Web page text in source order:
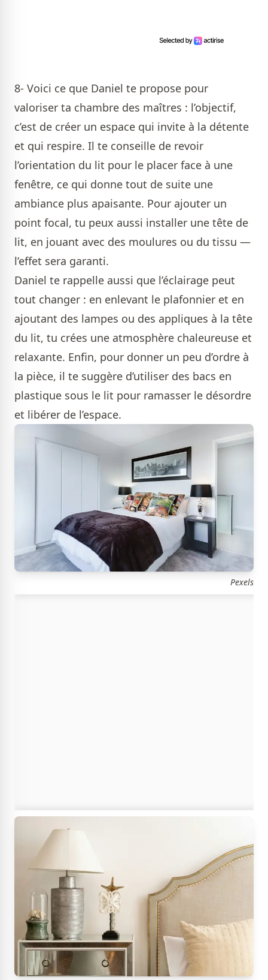
8- Voici ce que Daniel te propose pour
valoriser ta chambre des maîtres : l’objectif,
c’est de créer un espace qui invite à la détente
et qui respire. Il te conseille de revoir
l’orientation du lit pour le placer face à une
fenêtre, ce qui donne tout de suite une
ambiance plus apaisante. Pour ajouter un
point focal, tu peux aussi installer une tête de
lit, en jouant avec des moulures ou du tissu —
l’effet sera garanti.
Daniel te rappelle aussi que l’éclairage peut
tout changer : en enlevant le plafonnier et en
ajoutant des lampes ou des appliques à la tête
du lit, tu crées une atmosphère chaleureuse et
relaxante. Enfin, pour donner un peu d’ordre à
la pièce, il te suggère d’utiliser des bacs en
plastique sous le lit pour ramasser le désordre
et libérer de l’espace.
Pexels